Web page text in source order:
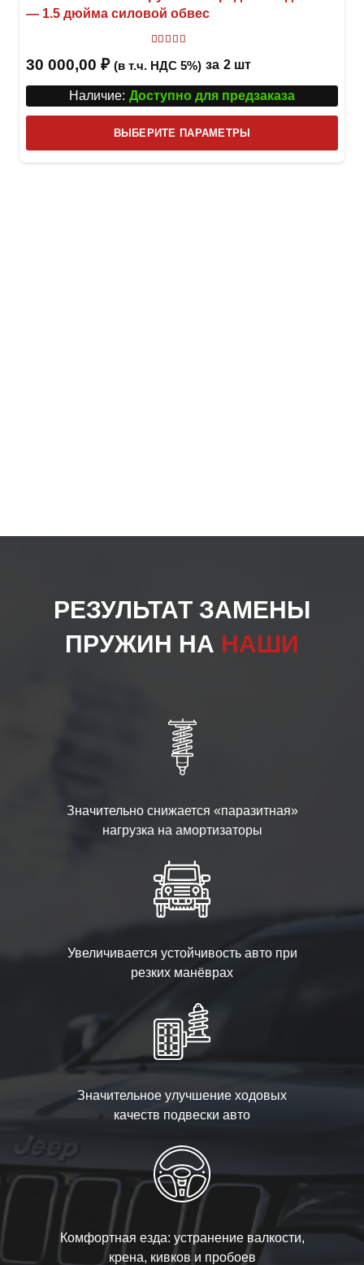
— 1.5 дюйма силовой обвес
30 000,00 ₽ (в т.ч. НДС 5%) за 2 шт
Наличие: Доступно для предзаказа
ВЫБЕРИТЕ ПАРАМЕТРЫ
товар
РЕЗУЛЬТАТ ЗАМЕНЫ
ПРУЖИН НА НАШИ
Значительно снижается «паразитная»
нагрузка на амортизаторы
Увеличивается устойчивость авто при
резких манёврах
Значительное улучшение ходовых
качеств подвески авто
Комфортная езда: устранение валкости,
крена, кивков и пробоев